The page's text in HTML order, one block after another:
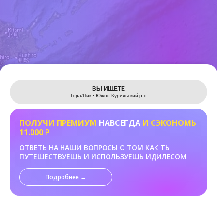
Leaflet
ВЫ ИЩЕТЕ
Гора/Пик • Южно-Курильский р-н
ПОЛУЧИ ПРЕМИУМ НАВСЕГДА И СЭКОНОМЬ
11.000 Р
ОТВЕТЬ НА НАШИ ВОПРОСЫ О ТОМ КАК ТЫ
ПУТЕШЕСТВУЕШЬ И ИСПОЛЬЗУЕШЬ ИДИЛЕСОМ
Подробнее →